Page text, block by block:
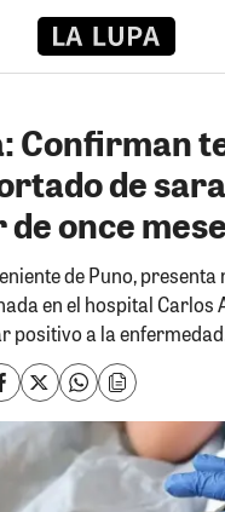
Confirman
de
once
de Puno, presenta
en el hospital Carlos
positivo a la